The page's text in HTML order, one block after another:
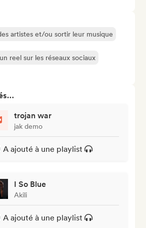
artistes et/ou sortir leur musique
reel sur les réseaux sociaux
trojan war
jak demo
A ajouté à une playlist
I So Blue
Akili
A ajouté à une playlist